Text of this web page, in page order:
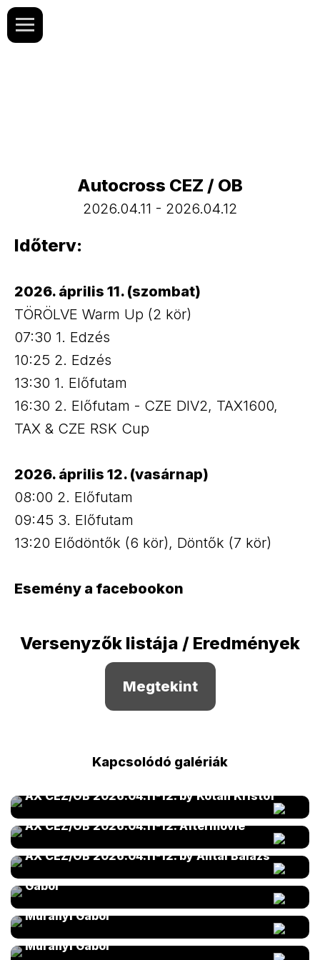
Autocross CEZ / OB
2026.04.11 - 2026.04.12
Időterv:
2026. április 11. (szombat)
TÖRÖLVE Warm Up (2 kör)
07:30 1. Edzés
10:25 2. Edzés
13:30 1. Előfutam
16:30 2. Előfutam - CZE DIV2, TAX1600,
TAX & CZE RSK Cup
2026. április 12. (vasárnap)
08:00 2. Előfutam
09:45 3. Előfutam
13:20 Elődöntők (6 kör), Döntők (7 kör)
Esemény a facebookon
Versenyzők listája / Eredmények
Megtekint
Kapcsolódó galériák
AX CEZ/OB 2026.04.11-12. by Kotán Kristóf
AX CEZ/OB 2026.04.11-12. Aftermovie
AX CEZ/OB 2026.04.11-12. by Antal Balázs
AX CEZ/OB 2026.04.11-12. Péntek by Murányi
Gábor
Murányi Gábor
Murányi Gábor